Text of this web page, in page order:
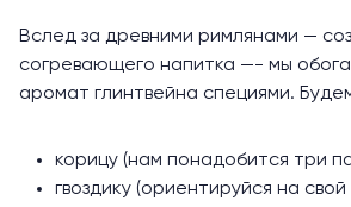
Вслед за древними римлянами —
согревающего напитка —- мы
аромат глинтвейна специями.
корицу (нам понадобится три
гвоздику (ориентируйся на